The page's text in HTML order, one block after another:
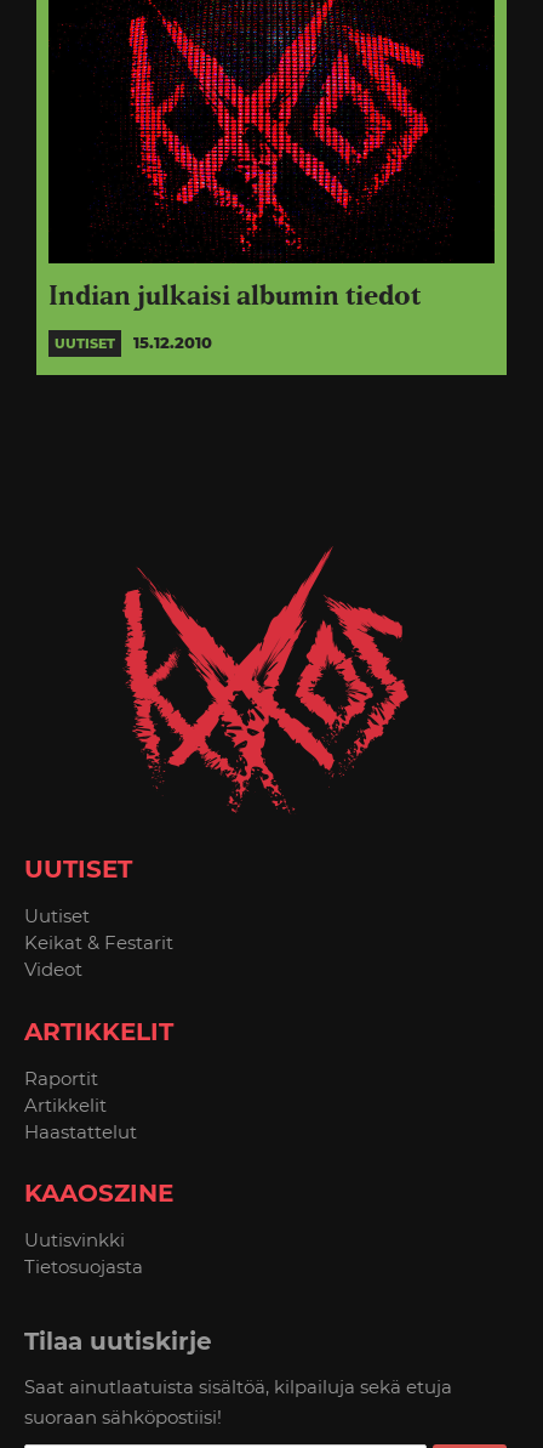
Indian julkaisi albumin tiedot
UUTISET 15.12.2010
UUTISET
Uutiset
Keikat & Festarit
Videot
ARTIKKELIT
Raportit
Artikkelit
Haastattelut
KAAOSZINE
Uutisvinkki
Tietosuojasta
Tilaa uutiskirje
Saat ainutlaatuista sisältöä, kilpailuja sekä etuja
suoraan sähköpostiisi!